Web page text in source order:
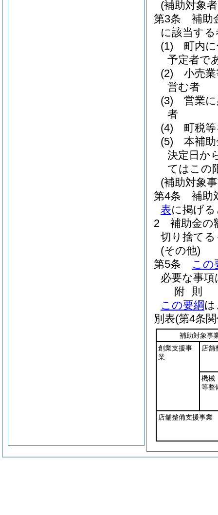
(補助対象
第3条
補助
に該当す
(1)
町内
予定者で
(2)
小売
営む者
(3)
営業
者
(4)
町税
(5)
本補
決定日か
てはこの
(補助対象
第4条
補助
表に掲げ
2
補助金の
切り捨て
(その他)
第5条
この
必要な事
附 則
この要綱は
別表(第4条
補助対象事
創業支援事
業
店舗
機械
等整
店舗整備支援事業